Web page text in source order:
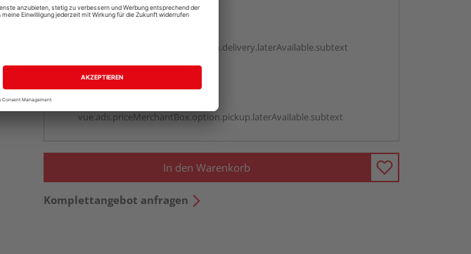
Online bestellen
vue.ads.priceMerchantBox.option.delivery.laterAvailable.subtext
vue.ads.priceMerchantBox.option.pickup.laterAvailable.subtext
In den Warenkorb
Komplettangebot anfragen